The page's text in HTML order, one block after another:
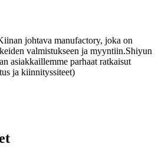
johtava manufactory, joka on
valmistukseen ja myyntiin.Shiyun
asiakkaillemme parhaat ratkaisut
ja kiinnityssiteet)